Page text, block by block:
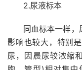
2.尿液标本
同血标本一样
影响也较大，特别
尿，因晨尿较浓缩